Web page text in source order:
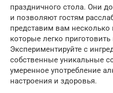
праздничного стола. Они
и позволяют гостям
представим вам несколько
которые легко
Экспериментируйте с
собственные уникальные
умеренное употребление
настроения и здоровья.